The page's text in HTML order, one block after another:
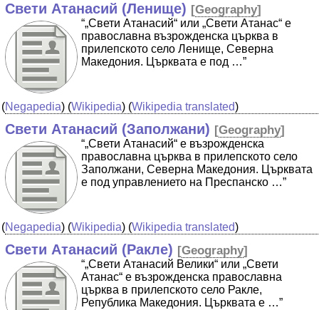
Свети Атанасий (Ленище) [Geography]
“„Свети Атанасий“ или „Свети Атанас“ е
православна възрожденска църква в
прилепското село Ленище, Северна
Македония. Църквата е под …”
(Negapedia) (Wikipedia) (Wikipedia translated)
Свети Атанасий (Заполжани) [Geography]
“„Свети Атанасий“ е възрожденска
православна църква в прилепското село
Заполжани, Северна Македония. Църквата
е под управлението на Преспанско …”
(Negapedia) (Wikipedia) (Wikipedia translated)
Свети Атанасий (Ракле) [Geography]
“„Свети Атанасий Велики“ или „Свети
Атанас“ е възрожденска православна
църква в прилепското село Ракле,
Република Македония. Църквата е …”